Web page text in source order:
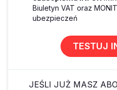
Biuletyn VAT oraz
ubezpieczeń
TESTUJ
JEŚLI JUŻ MASZ